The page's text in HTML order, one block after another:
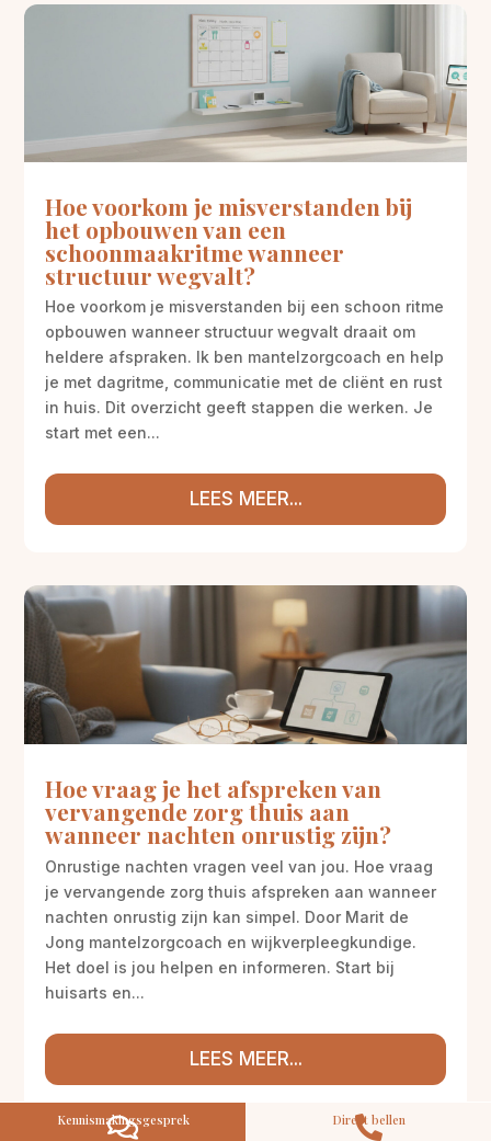
Hoe voorkom je misverstanden bij
het opbouwen van een
schoonmaakritme wanneer
structuur wegvalt?
Hoe voorkom je misverstanden bij een schoon ritme
opbouwen wanneer structuur wegvalt draait om
heldere afspraken. Ik ben mantelzorgcoach en help
je met dagritme, communicatie met de cliënt en rust
in huis. Dit overzicht geeft stappen die werken. Je
start met een...
LEES MEER...
Hoe vraag je het afspreken van
vervangende zorg thuis aan
wanneer nachten onrustig zijn?
Onrustige nachten vragen veel van jou. Hoe vraag
je vervangende zorg thuis afspreken aan wanneer
nachten onrustig zijn kan simpel. Door Marit de
Jong mantelzorgcoach en wijkverpleegkundige.
Het doel is jou helpen en informeren. Start bij
huisarts en...
LEES MEER...
Gratis
kennismaking?
M
Neem vrijblijvend contact op!
Zorg op maat
Persoonlijke zorgplan
Geen lange wachtlijsten
Altijd vertrouwde gezichten
Hoog gekwalificeerd
Contact opnemen

Kennismakingsgesprek 
Direct bellen